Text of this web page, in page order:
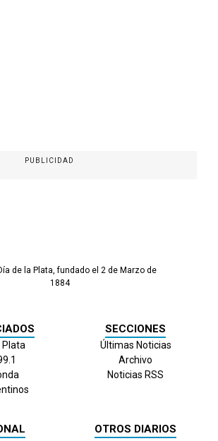
PUBLICIDAD
de la Plata, fundado el 2 de Marzo de
1884
Plata
SECCIONES
Últimas Noticias
Archivo
Noticias RSS
OTROS DIARIOS